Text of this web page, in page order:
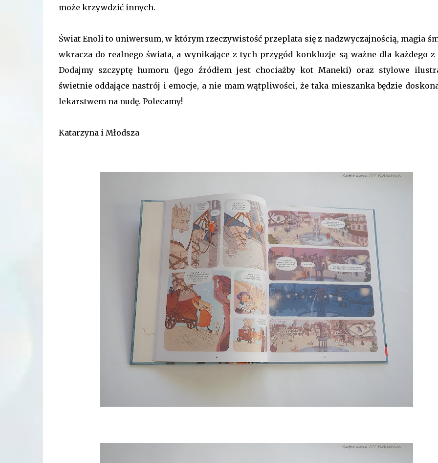
może krzywdzić innych.
Świat Enoli to uniwersum, w którym rzeczywistość przeplata się z nadzwyczajnością, magia
wkracza do realnego świata, a wynikające z tych przygód konkluzje są ważne dla każdego z
Dodajmy szczyptę humoru (jego źródłem jest chociażby kot Maneki) oraz stylowe
świetnie oddające nastrój i emocje, a nie mam wątpliwości, że taka mieszanka będzie
lekarstwem na nudę. Polecamy!
Katarzyna i Młodsza